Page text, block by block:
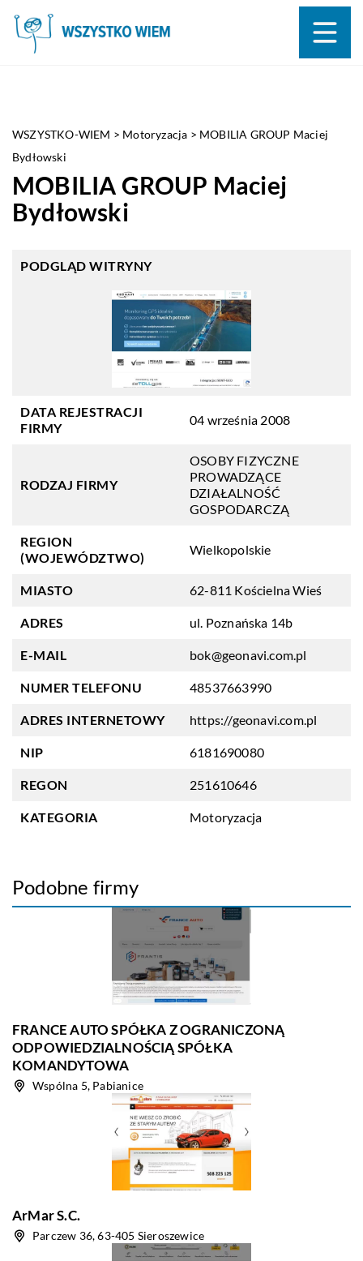
WSZYSTKO-WIEM > Motoryzacja > MOBILIA GROUP Maciej
Bydłowski
MOBILIA GROUP Maciej
Bydłowski
PODGLĄD WITRYNY
DATA REJESTRACJI
FIRMY
04 września 2008
RODZAJ FIRMY
OSOBY FIZYCZNE
PROWADZĄCE
DZIAŁALNOŚĆ
GOSPODARCZĄ
REGION
(WOJEWÓDZTWO)
Wielkopolskie
MIASTO 62-811 Kościelna Wieś
ADRES ul. Poznańska 14b
E-MAIL bok@geonavi.com.pl
NUMER TELEFONU 48537663990
ADRES INTERNETOWY https://geonavi.com.pl
NIP 6181690080
REGON 251610646
KATEGORIA Motoryzacja
Podobne firmy
FRANCE AUTO SPÓŁKA Z OGRANICZONĄ
ODPOWIEDZIALNOŚCIĄ SPÓŁKA
KOMANDYTOWA
Wspólna 5, Pabianice
ArMar S.C.
Parczew 36, 63-405 Sieroszewice